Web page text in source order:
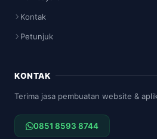
Kontak
Petunjuk
KONTAK
Terima jasa pembuatan website &
0851 8593 8744